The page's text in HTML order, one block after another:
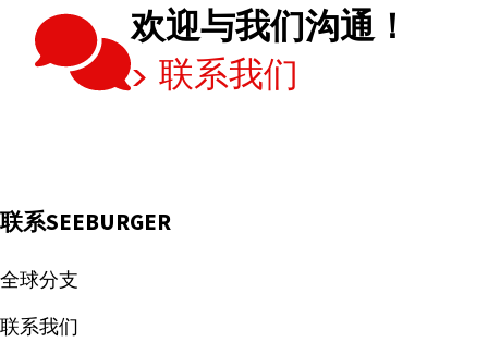
欢迎与我们沟通！
联系我们
联系SEEBURGER
全球分支
联系我们